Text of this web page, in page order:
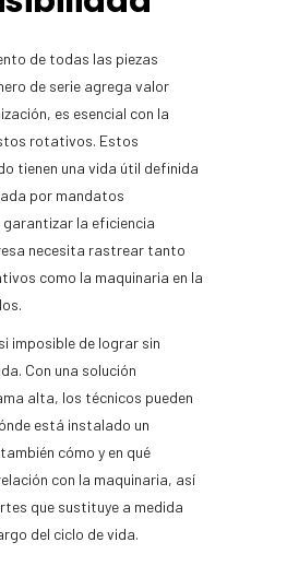
de todas las piezas
de serie agrega valor
es esencial con la
rotativos. Estos
tienen una vida útil definida
por mandatos
la eficiencia
necesita rastrear tanto
como la maquinaria en la
imposible de lograr sin
Con una solución
alta, los técnicos pueden
está instalado un
cómo y en qué
con la maquinaria, así
que sustituye a medida
del ciclo de vida.